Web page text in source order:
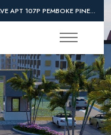
601 SW 141ST AVE APT 107P PEMBOKE PINES, FL 33027-1517